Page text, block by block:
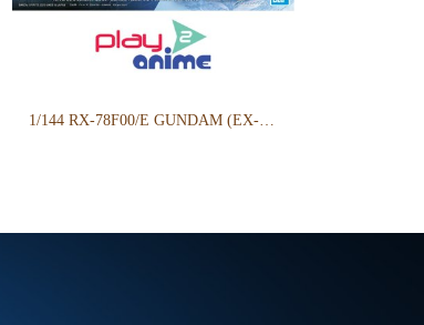
1/144 RX-78F00/E GUNDAM (EX-001 G.L.R.S.S. Feather UNIT) CHEMICAL RECYCLE Ver.